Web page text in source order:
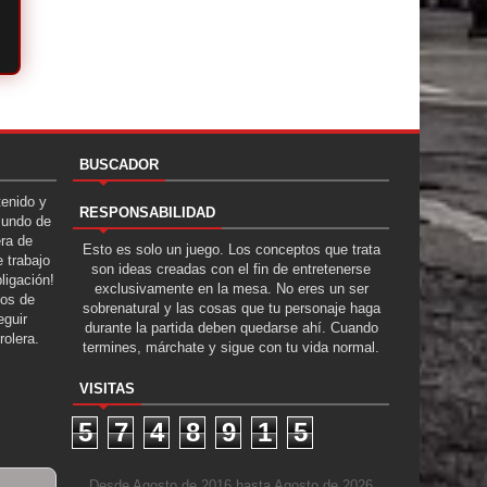
y
de
de
trabajo
de
BUSCADOR
RESPONSABILIDAD
Esto es solo un juego. Los conceptos que trata
son ideas creadas con el fin de entretenerse
exclusivamente en la mesa. No eres un ser
sobrenatural y las cosas que tu personaje haga
durante la partida deben quedarse ahí. Cuando
termines, márchate y sigue con tu vida normal.
VISITAS
5 7 4 8 9 1 5